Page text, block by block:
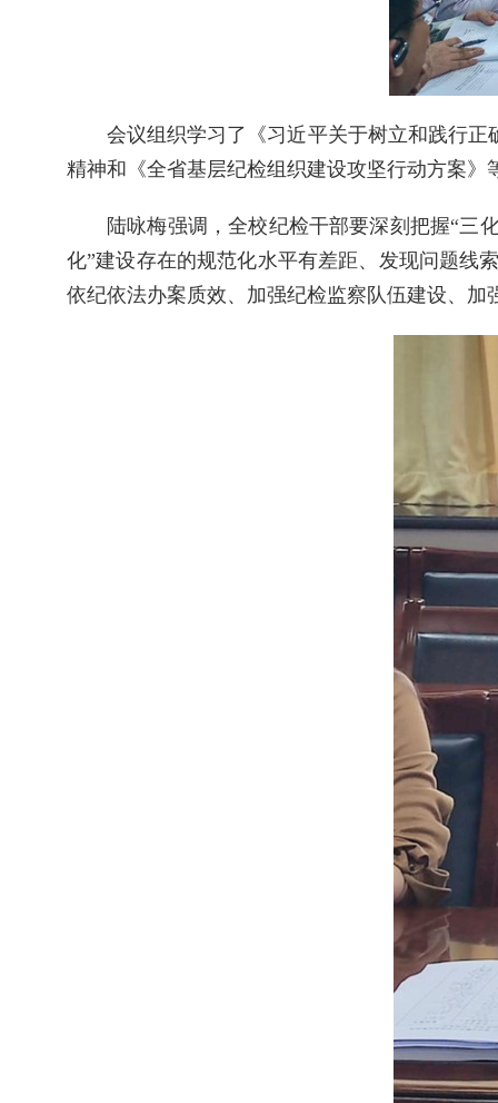
会议组织学习了《习近平关于树立和践行
精神和《全省基层纪检组织建设攻坚行动方案》
陆咏梅强调，全校纪检干部要深刻把握“三
化”建设存在的规范化水平有差距、发现问题线
依纪依法办案质效、加强纪检监察队伍建设、